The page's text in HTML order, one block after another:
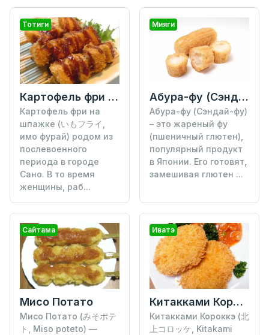
Тотиги
Картофель фри на шпажке
Картофель фри на
шпажке (いもフライ,
имо фурай) родом из
послевоенного
периода в городе
Сано. В то время
женщины, раб...
Мияги
Абура-фу (Сэндай-фу)
Абура-фу (Сэндай-фу)
– это жареный фу
(пшеничный глютен),
популярный продукт
в Японии. Его готовят,
замешивая глютен ...
Сайтама
Мисо Потато
Мисо Потато (みそポテ
ト, Miso poteto) —
Иватэ
Китакками Короккэ
Китакками Короккэ (北
上コロッケ, Kitakami